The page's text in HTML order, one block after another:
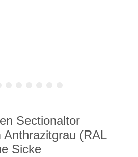
Sectionaltor
Anthrazitgrau (RAL
Sicke